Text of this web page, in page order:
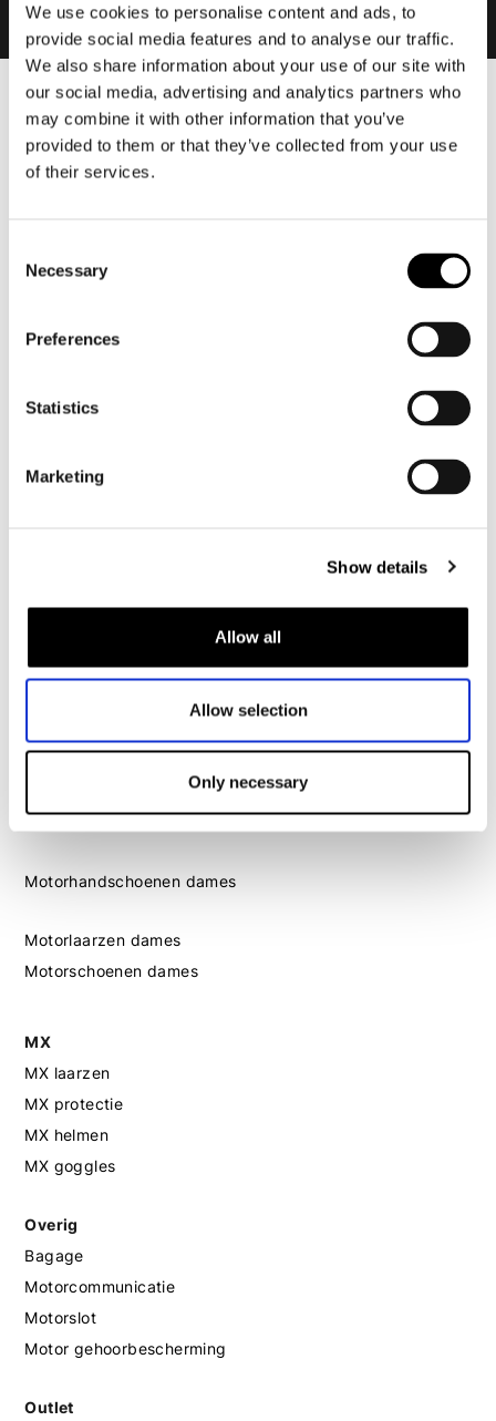
We use cookies to personalise content and ads, to
provide social media features and to analyse our traffic.
We also share information about your use of our site with
our social media, advertising and analytics partners who
may combine it with other information that you’ve
provided to them or that they’ve collected from your use
of their services.
Selection
Necessary
Preferences
Statistics
Marketing
Show details
Allow all
Allow selection
Only necessary
Heren
Motorkleding heren
Motorjas heren
Motorjeans heren
Motorhandschoenen heren
Motorlaarzen heren
Motorkleding dames
Motorbroek dames
Motorhandschoenen dames
Motorlaarzen dames
Motorschoenen dames
MX
MX laarzen
MX protectie
MX helmen
MX goggles
Overig
Bagage
Motorcommunicatie
Motorslot
Motor gehoorbescherming
Outlet